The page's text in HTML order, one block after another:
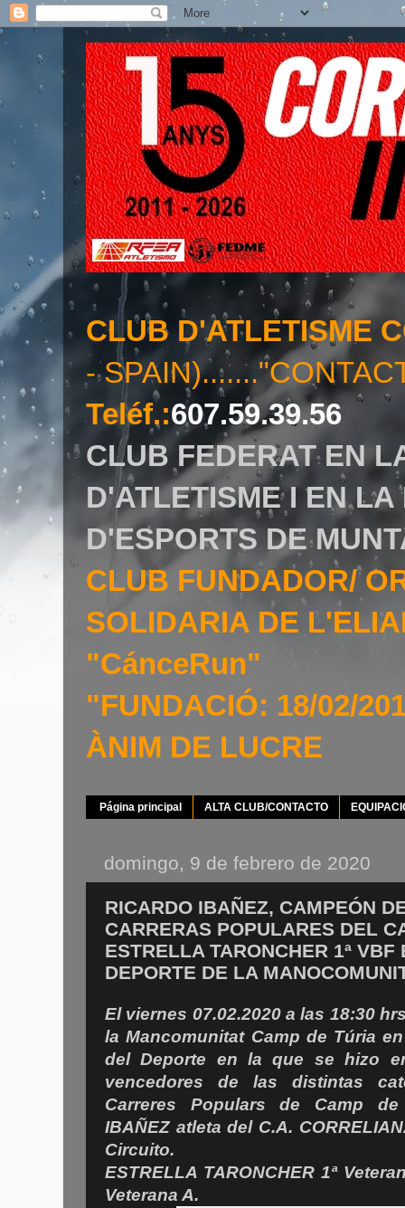
CLUB D'ATLETISME
-
Teléf.:607.59.39.56
CLUB FEDERAT EN
D'ATLETISME I EN
D'ESPORTS DE
CLUB FUNDADOR/
SOLIDARIA DE
"CánceRun"
"FUNDACIÓ: 18/02/
ÀNIM DE LUCRE
Página principal ALTA CLUB/CONTACTO
domingo, 9 de febrero de 2020
RICARDO IBAÑEZ, CAMPEÓN
CARRERAS POPULARES DEL
ESTRELLA TARONCHER 1ª
DEPORTE DE LA
El viernes 07.02.2020 a las 18:30
la Mancomunitat Camp de Túria
del Deporte en la que se hizo
vencedores de las distintas
Carreres Populars de Camp de
IBAÑEZ atleta del C.A.
Circuito.
ESTRELLA TARONCHER 1ª
Veterana A.